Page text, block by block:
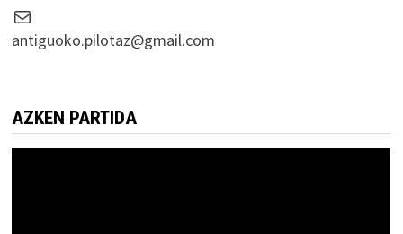
Correo electrónico
antiguoko.pilotaz@gmail.com
AZKEN PARTIDA